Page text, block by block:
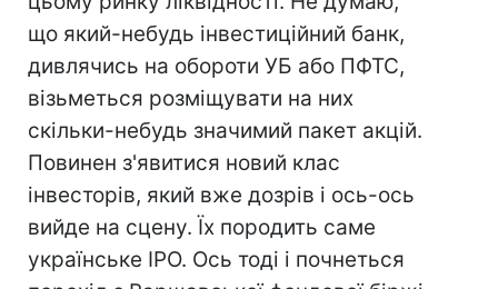
що який-небудь інвестиційний банк,
дивлячись на обороти УБ або ПФТС,
візьметься розміщувати на них
скільки-небудь значимий пакет акцій.
Повинен з'явитися новий клас
інвесторів, який вже дозрів і ось-ось
вийде на сцену. Їх породить саме
українське IPO. Ось тоді і почнеться